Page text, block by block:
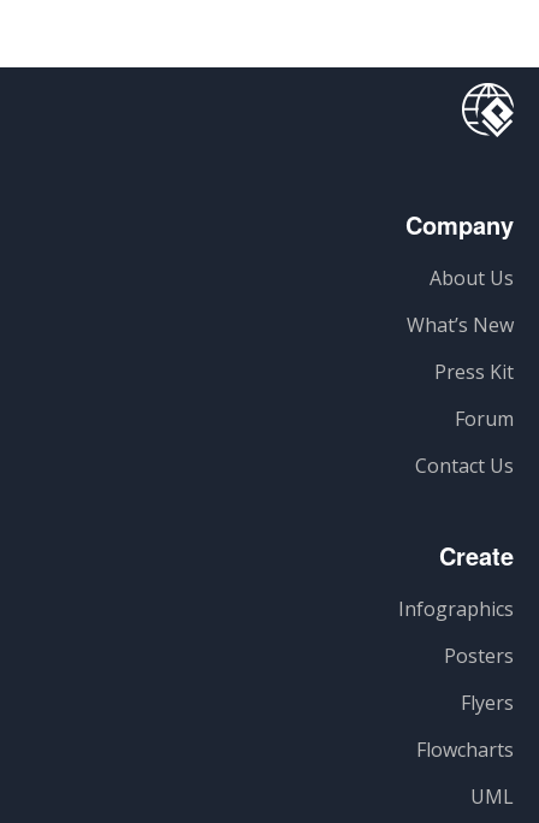
Company
About Us
What’s New
Press Kit
Forum
Contact Us
Create
Infographics
Posters
Flyers
Flowcharts
UML